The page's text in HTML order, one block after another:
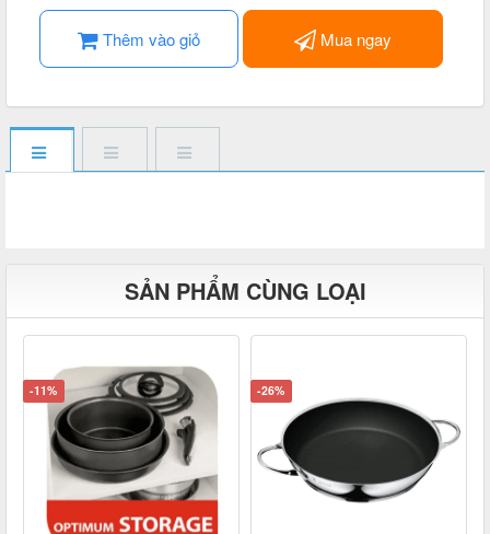
Thêm vào giỏ Mua ngay
SẢN PHẨM CÙNG LOẠI
-11% -26%